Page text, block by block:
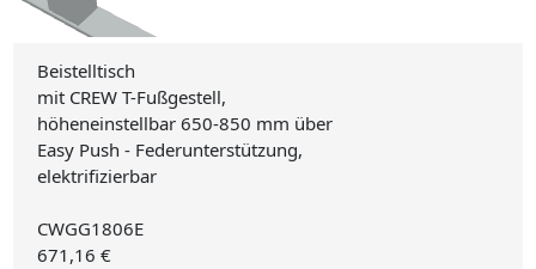
Beistelltisch
mit CREW T-Fußgestell,
höheneinstellbar 650-850 mm über
Easy Push - Federunterstützung,
elektrifizierbar
CWGG1806E
671,16 €